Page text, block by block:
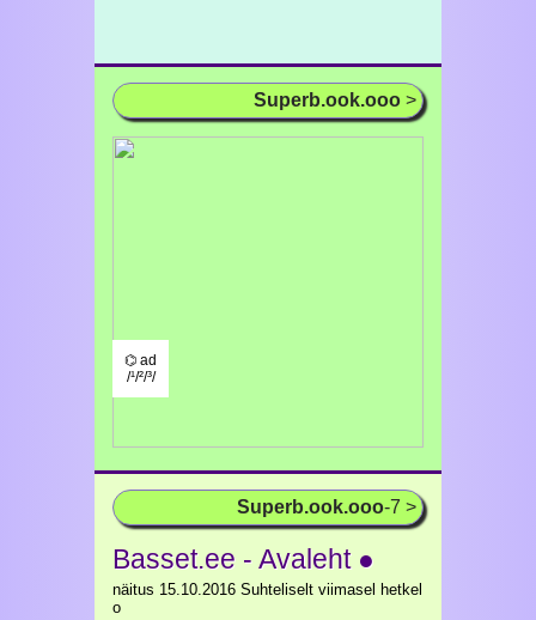
Superb.ook.ooo >
⌬ ad
/¹/²/³/
Superb.ook.ooo-7 >
Basset.ee - Avaleht ●
näitus 15.10.2016 Suhteliselt viimasel hetkel
o